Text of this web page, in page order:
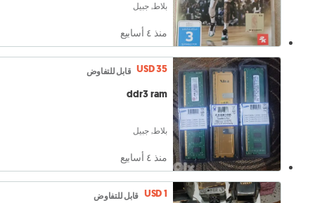
بلاط, جبيل
منذ ٤ أسابيع
USD 35 قابل للتفاوض
ddr3 ram
بلاط, جبيل
منذ ٤ أسابيع
USD 1 قابل للتفاوض